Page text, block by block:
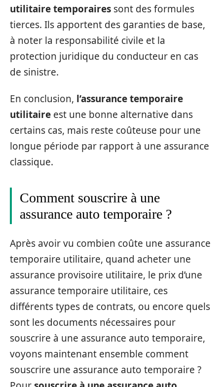
utilitaire temporaires sont des formules
tierces. Ils apportent des garanties de base,
à noter la responsabilité civile et la
protection juridique du conducteur en cas
de sinistre.
En conclusion, l’assurance temporaire
utilitaire est une bonne alternative dans
certains cas, mais reste coûteuse pour une
longue période par rapport à une assurance
classique.
Comment souscrire à une
assurance auto temporaire ?
Après avoir vu combien coûte une assurance
temporaire utilitaire, quand acheter une
assurance provisoire utilitaire, le prix d’une
assurance temporaire utilitaire, ces
différents types de contrats, ou encore quels
sont les documents nécessaires pour
souscrire à une assurance auto temporaire,
voyons maintenant ensemble comment
souscrire une assurance auto temporaire ?